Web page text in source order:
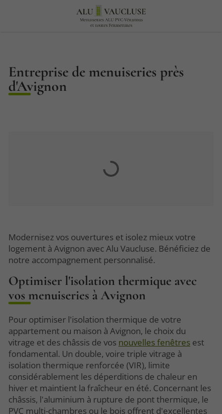
Entreprise de menuiseries près
d'Avignon
Modernisez vos ouvertures et isolez mieux votre
logement à Avignon avec Alu Vaucluse. Bénéficiez de
notre accompagnement personnalisé.
Optimiser l'isolation thermique avec
vos menuiseries à Avignon
Pour optimiser l'isolation thermique de votre
appartement ou maison à Avignon, le choix du
vitrage et des châssis de vos nouvelles fenêtres est
fondamental. Un double, voire triple vitrage à
isolation thermique renforcée (VIR), limite
considérablement les déperditions de chaleur en
hiver et maintient la fraîcheur en été. Concernant les
châssis, l'aluminium à rupture de pont thermique, le
PVC multi-chambres ou le bois offrent d'excellentes